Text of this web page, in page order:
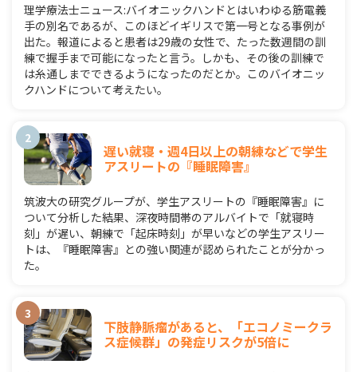
理学療法士ニュース:バイオニックハンドとはいわゆる筋電義
手の別名であるが、このほどイギリスで第一号となる事例が
出た。報道によると患者は29歳の女性で、たった数週間の訓
練で握手まで可能になったと言う。しかも、その後の訓練で
は糸通しまでできるようになったのだとか。このバイオニッ
クハンドについて考えたい。
遅い就寝・週4日以上の朝練などで学生
アスリートの『睡眠障害』
筑波大の研究グループが、学生アスリートの『睡眠障害』に
ついて分析した結果、深夜時間帯のアルバイトで「就寝時
刻」が遅い、朝練で「起床時刻」が早いなどの学生アスリー
トは、『睡眠障害』との強い関連が認められたことが分かっ
た。
下肢静脈瘤があると、「エコノミークラ
ス症候群」の発症リスクが5倍に